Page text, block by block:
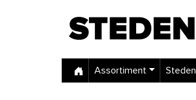
Assortiment Steden